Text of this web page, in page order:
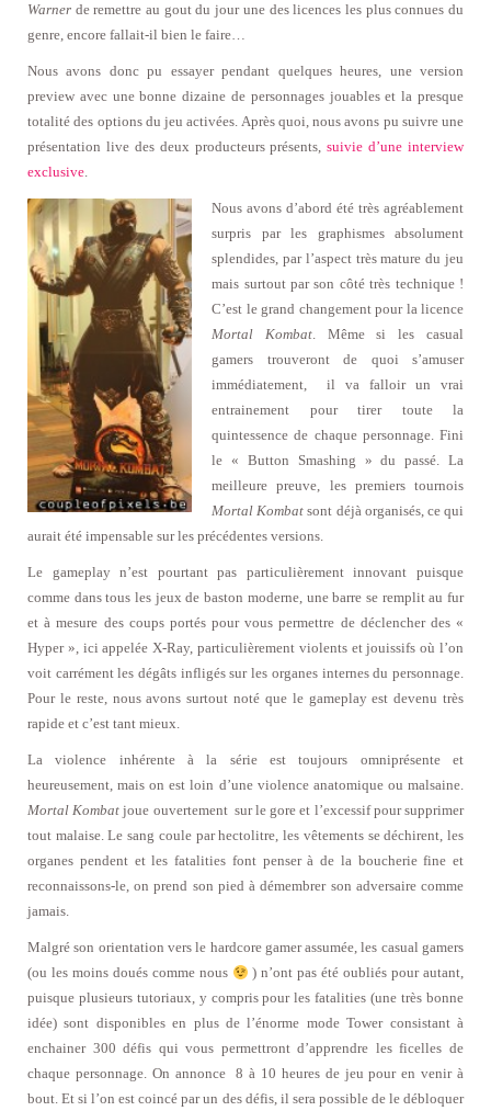
Warner de remettre au gout du jour une des licences les plus connues du
genre, encore fallait-il bien le faire…
Nous avons donc pu essayer pendant quelques heures, une version
preview avec une bonne dizaine de personnages jouables et la presque
totalité des options du jeu activées. Après quoi, nous avons pu suivre une
présentation live des deux producteurs présents,suivie d’une interview
exclusive.
Nous avons d’abord été très agréablement
surpris par les graphismes absolument
splendides, par l’aspect très mature du jeu
mais surtout par son côté très technique !
C’est le grand changement pour la licence
Mortal Kombat. Même si les casual
gamers trouveront de quoi s’amuser
immédiatement, il va falloir un vrai
entrainement pour tirer toute la
quintessence de chaque personnage. Fini
le « Button Smashing » du passé. La
meilleure preuve, les premiers tournois
Mortal Kombat sont déjà organisés, ce qui
aurait été impensable sur les précédentes versions.
Le gameplay n’est pourtant pas particulièrement innovant puisque
comme dans tous les jeux de baston moderne, une barre se remplit au fur
et à mesure des coups portés pour vous permettre de déclencher des «
Hyper », ici appelée X-Ray, particulièrement violents et jouissifs où l’on
voit carrément les dégâts infligés sur les organes internes du personnage.
Pour le reste, nous avons surtout noté que le gameplay est devenu très
rapide et c’est tant mieux.
La violence inhérente à la série est toujours omniprésente et
heureusement, mais on est loin d’une violence anatomique ou malsaine.
Mortal Kombat joue ouvertement sur le gore et l’excessif pour supprimer
tout malaise. Le sang coule par hectolitre, les vêtements se déchirent, les
organes pendent et les fatalities font penser à de la boucherie fine et
reconnaissons-le, on prend son pied à démembrer son adversaire comme
jamais.
Malgré son orientation vers le hardcore gamer assumée, les casual gamers
(ou les moins doués comme nous
) n’ont pas été oubliés pour autant,
puisque plusieurs tutoriaux, y compris pour les fatalities (une très bonne
idée) sont disponibles en plus de l’énorme mode Tower consistant à
enchainer 300 défis qui vous permettront d’apprendre les ficelles de
chaque personnage. On annonce 8 à 10 heures de jeu pour en venir à
bout. Et si l’on est coincé par un des défis, il sera possible de le débloquer